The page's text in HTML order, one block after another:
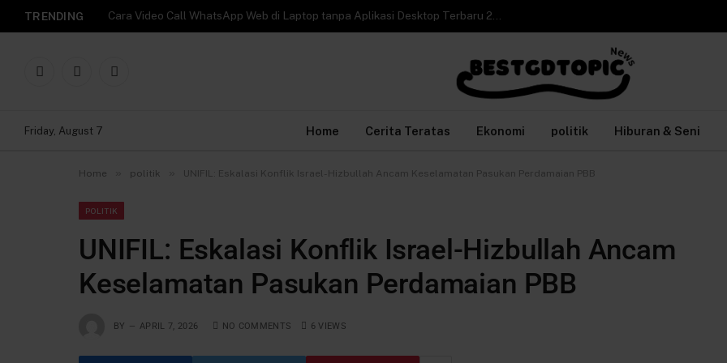
TRENDING Cara Video Call WhatsApp Web di Laptop tanpa Aplikasi Desktop Terbaru 2026
Facebook
X
Instagram
Friday, August 7 Home Cerita Teratas Ekonomi politik Hiburan & Seni
Home politik UNIFIL: Eskalasi Konflik Israel-Hizbullah Ancam Keselamatan Pasukan Perdamaian PBB
POLITIK
UNIFIL: Eskalasi Konflik Israel-Hizbullah Ancam
Keselamatan Pasukan Perdamaian PBB
BY APRIL 7, 2026 NO COMMENTS 6VIEWS